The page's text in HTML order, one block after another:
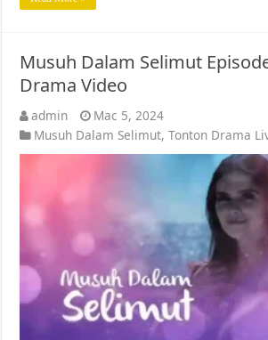
Musuh Dalam Selimut
Drama Video
admin
Mac 5, 2024
Musuh Dalam Selimut,Tonton Drama